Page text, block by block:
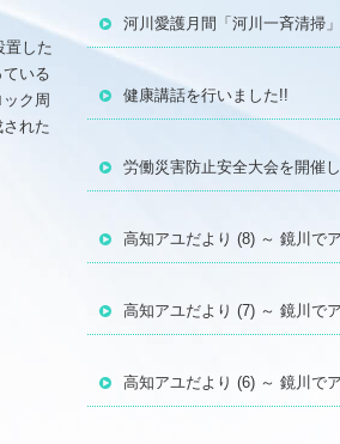
置した
いる
ク周
れた
健康講話を行いました!!